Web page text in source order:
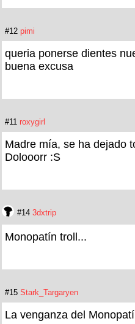
#12 pimi
queria ponerse dientes
buena excusa
#11 roxygirl
Madre mía, se ha dejado
Dolooorr :S
#14 3dxtrip
Monopatín troll...
#15 Stark_Targaryen
La venganza del